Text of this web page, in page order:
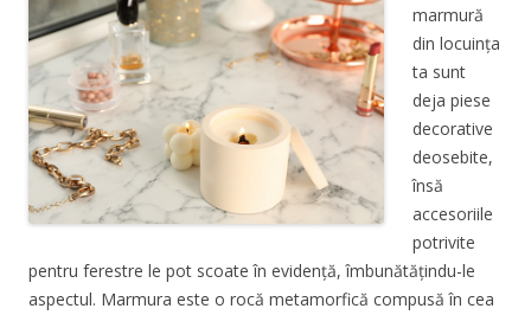
marmură
din locuința
ta sunt
deja piese
decorative
deosebite,
însă
accesoriile
potrivite
pentru ferestre le pot scoate în evidență, îmbunătățindu-le
aspectul. Marmura este o rocă metamorfică compusă în cea